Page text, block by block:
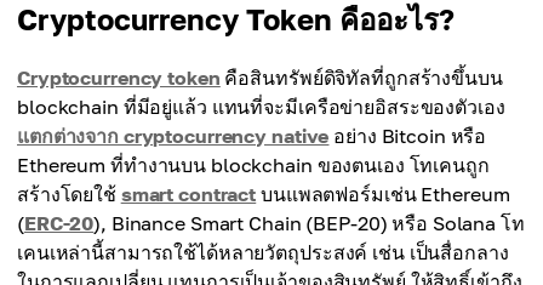
Cryptocurrency Token คืออะไร?
Cryptocurrency token คือสินทรัพย์ดิจิทัลที่ถูกสร้างขึ้นบน
blockchain ที่มีอยู่แล้ว แทนที่จะมีเครือข่ายอิสระของตัวเอง
แตกต่างจาก cryptocurrency native อย่าง Bitcoin หรือ
Ethereum ที่ทำงานบน blockchain ของตนเอง โทเคนถูก
สร้างโดยใช้ smart contract บนแพลตฟอร์มเช่น Ethereum
(ERC-20), Binance Smart Chain (BEP-20) หรือ Solana โท
เคนเหล่านี้สามารถใช้ได้หลายวัตถุประสงค์ เช่น เป็นสื่อกลาง